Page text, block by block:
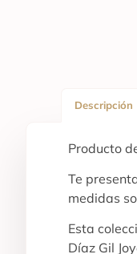
Descripción
Producto
Te
medidas
Esta
Díaz Gil